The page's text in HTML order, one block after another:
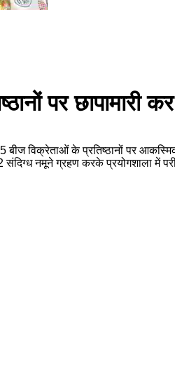
पर
15 बीज विक्रेताओं के प्रतिष्ठानों पर
नमूने ग्रहण करके प्रयोगशाला में